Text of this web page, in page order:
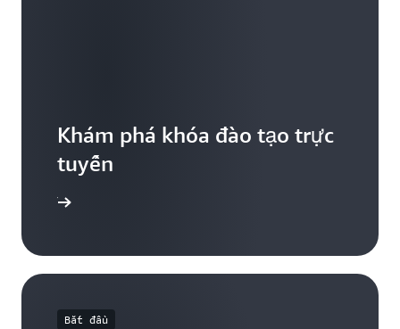
Khám phá khóa đào tạo trực
tuyến
Bắt đầu